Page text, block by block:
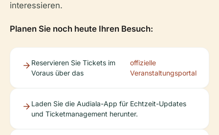
interessieren.
Planen Sie noch heute Ihren Besuch:
Reservieren Sie Tickets im
Voraus über das
offizielle
Veranstaltungsportal
Laden Sie die Audiala-App für Echtzeit-Updates
und Ticketmanagement herunter.